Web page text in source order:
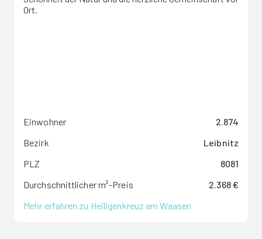
Einwohner
2.874
Bezirk
Leibnitz
PLZ
8081
Durchschnittlicher m²-Preis
2.368 €
Mehr erfahren zu Heiligenkreuz am Waasen